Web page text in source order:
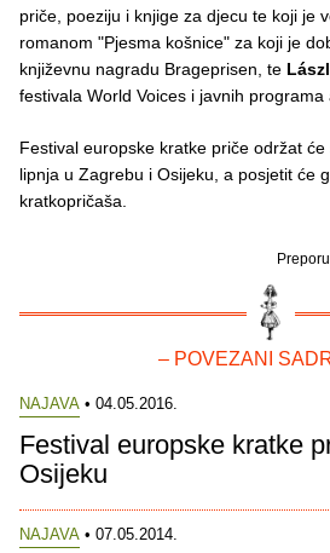
priče, poeziju i knjige za djecu te koji je
romanom "Pjesma košnice" za koji je
književnu nagradu Brageprisen, te
festivala World Voices i javnih programa
Festival europske kratke priče održat će
lipnja u Zagrebu i Osijeku, a posjetit će
kratkopričaša.
– POVEZANI
NAJAVA • 04.05.2016.
Festival europske kratke
Osijeku
NAJAVA • 07.05.2014.